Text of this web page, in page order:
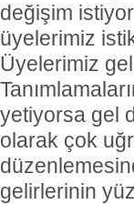
değişim
üyelerimiz
Üyelerimiz
yetiyorsa gel
olarak çok
gelirlerinin